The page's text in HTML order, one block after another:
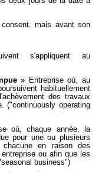
mais avant son
s'appliquent au
» Entreprise où, au
habituellement
des travaux
("continuously operating
où, chaque année, la
pour une ou plusieurs
en raison des
ou afin que les
business")